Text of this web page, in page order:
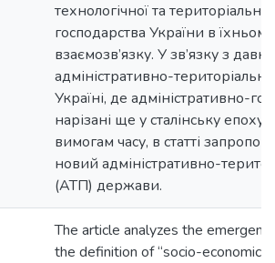
технологічної та
господарства України в
взаємозв’язку. У зв’язку з
адміністративно-
Україні, де адміністративно-
нарізані ще у сталінську
вимогам часу, в статті
новий адміністративно-
(АТП) держави.
The article analyzes the
the definition of “socio-economic